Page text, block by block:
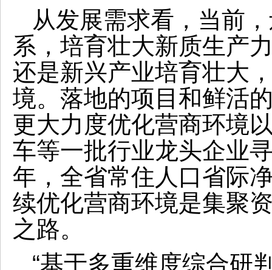
从发展需求看，当前
系，培育壮大新质生产
还是新兴产业培育壮大
境。落地的项目和鲜活
更大力度优化营商环境
车等一批行业龙头企业
年，全省常住人口省际
续优化营商环境是集聚
之路。
“基于多重维度综合研